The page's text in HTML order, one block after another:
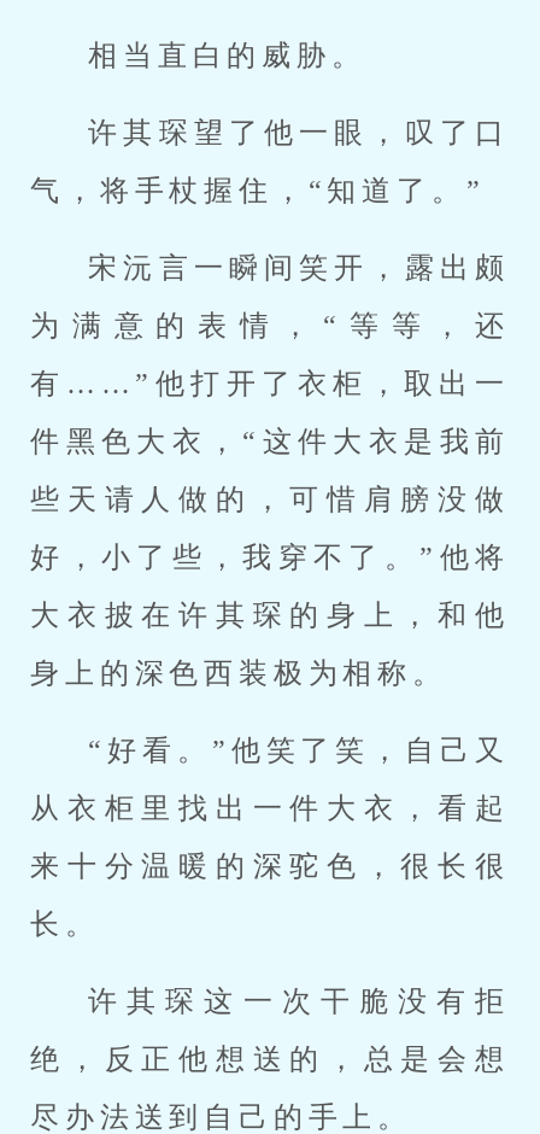
相当直白的威胁。
许其琛望了他一眼，叹了口
气，将手杖握住，“知道了。”
宋沅言一瞬间笑开，露出颇
为满意的表情，“等等，还
有……”他打开了衣柜，取出一
件黑色大衣，“这件大衣是我前
些天请人做的，可惜肩膀没做
好，小了些，我穿不了。”他将
大衣披在许其琛的身上，和他
身上的深色西装极为相称。
“好看。”他笑了笑，自己又
从衣柜里找出一件大衣，看起
来十分温暖的深驼色，很长很
长。
许其琛这一次干脆没有拒
绝，反正他想送的，总是会想
尽办法送到自己的手上。